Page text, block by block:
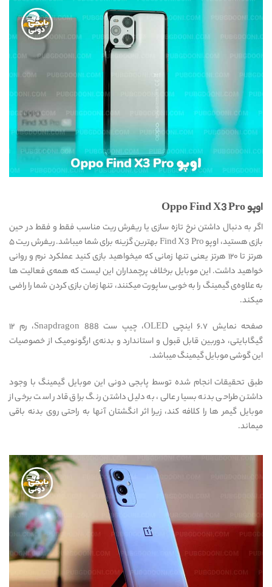
اوپو Oppo Find X3 Pro
اگر به دنبال داشتن نرخ تازه سازی یا ریفرش ریت مناسب فقط و فقط در حین
بازی هستید، اوپو Find X3 Pro بهترین گزینه برای شما میباشد. ریفرش ریت ۵
هرتز تا ۱۲۰ هرتز یعنی تنها زمانی که میخواهید بازی کنید عملکرد نرم و روانی
خواهید داشت. این موبایل برخلاف پرچمداران این لیست که همه‌ی فعالیت ها
به علاوه‌ی گیمینگ را به خوبی ساپورت میکنند، تنها زمان بازی کردن شما را راضی
میکند.
صفحه نمایش ۶.۷ اینچی OLED، چیپ ست Snapdragon 888، رم ۱۲
گیگابایتی، دوربین قابل قبول و استاندارد و بدنه‌ی ارگونومیک از خصوصیات
این گوشی موبایل گیمینگ میباشد.
طبق تحقیقات انجام شده توسط پابجی دونی این موبایل گیمینگ با وجود
داشتن طراحی بدنه بسیار عالی، به دلیل داشتن رنگ براق قادر است برخی از
موبایل گیمر ها را کلافه کند، زیرا اثر انگشتان آنها به راحتی روی بدنه باقی
میماند.